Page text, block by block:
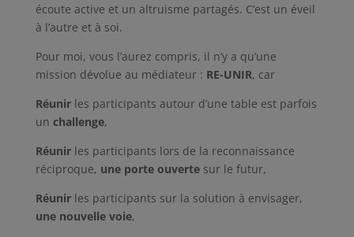
écoute active et un altruisme partagés. C’est un éveil
à l’autre et à soi.
Pour moi, vous l’aurez compris, il n’y a qu’une
mission dévolue au médiateur : RE-UNIR, car
Réunirles participants autour d’une table est parfois
un challenge,
Réunirles participants lors de la reconnaissance
réciproque, une porte ouverte sur le futur,
Réunirles participants sur la solution à envisager,
une nouvelle voie,